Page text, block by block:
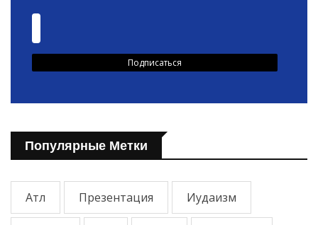
Популярные Метки
Атл Презентация Иудаизм